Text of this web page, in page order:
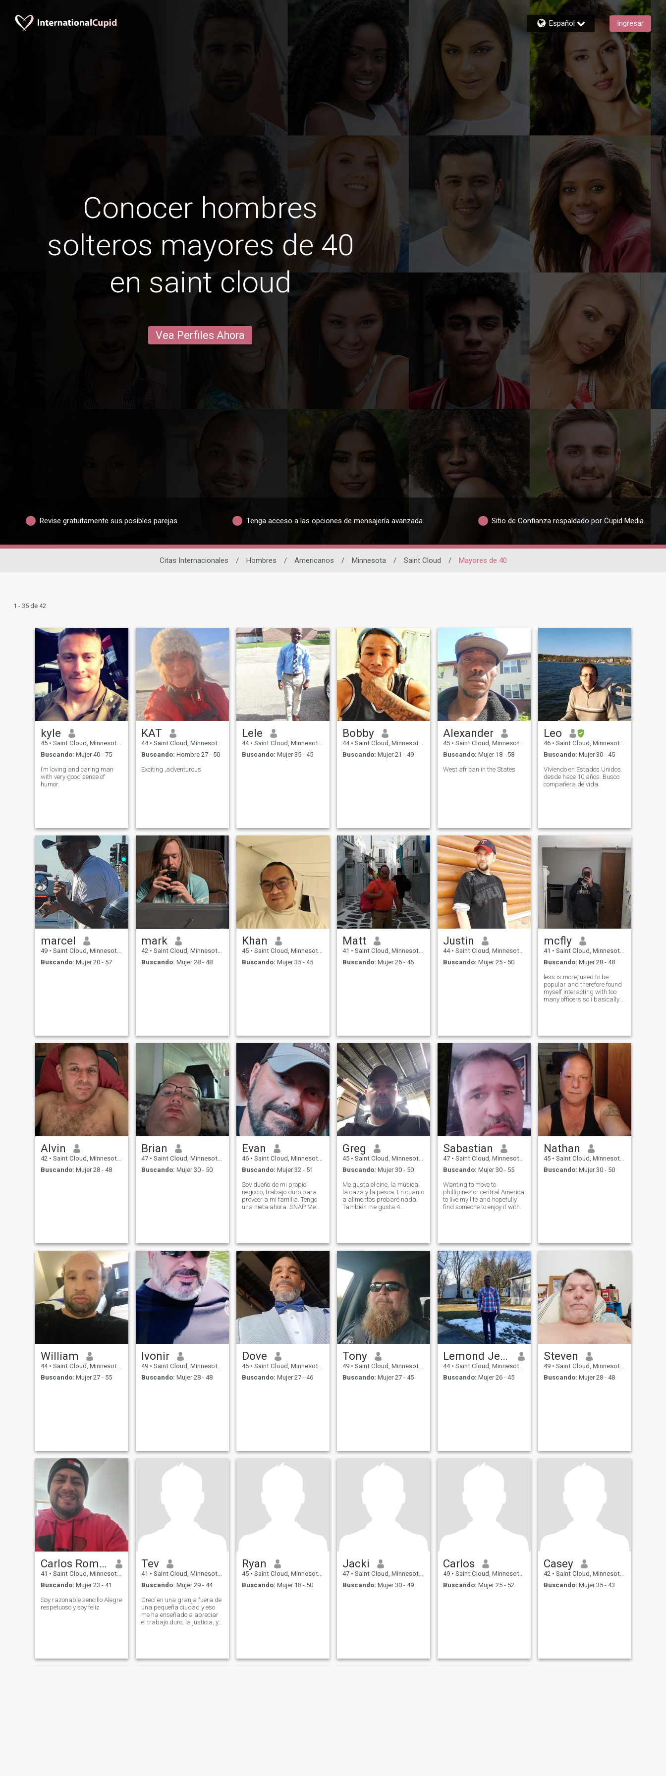
Español Ingresar
Conocer hombres
solteros mayores de 40
en saint cloud
Vea Perfiles Ahora
Revise gratuitamente sus posibles parejas Tenga acceso a las opciones de mensajería avanzada Sitio de Confianza respaldado por Cupid Media
Citas Internacionales / Hombres / Americanos / Minnesota / Saint Cloud / Mayores de 40
1 - 35 de 42
kyle
45 • Saint Cloud, Minnesota, Estados Unidos
Buscando: Mujer 40 - 75
I’m loving and caring man
with very good sense of
humor.
KAT
44 • Saint Cloud, Minnesota, Estados Unidos
Buscando: Hombre 27 - 50
Exciting ,adventurous
Lele
44 • Saint Cloud, Minnesota, Estados Unidos
Buscando: Mujer 35 - 45
Bobby
44 • Saint Cloud, Minnesota, Estados Unidos
Buscando: Mujer 21 - 49
Alexander
45 • Saint Cloud, Minnesota, Estados Unidos
Buscando: Mujer 18 - 58
West african in the States
Leo
46 • Saint Cloud, Minnesota, Estados Unidos
Buscando: Mujer 30 - 45
Viviendo en Estados Unidos
desde hace 10 años. Busco
compañera de vida.
marcel
49 • Saint Cloud, Minnesota, Estados Unidos
Buscando: Mujer 20 - 57
mark
42 • Saint Cloud, Minnesota, Estados Unidos
Buscando: Mujer 28 - 48
Khan
45 • Saint Cloud, Minnesota, Estados Unidos
Buscando: Mujer 35 - 45
Matt
41 • Saint Cloud, Minnesota, Estados Unidos
Buscando: Mujer 26 - 46
Justin
44 • Saint Cloud, Minnesota, Estados Unidos
Buscando: Mujer 25 - 50
mcfly
41 • Saint Cloud, Minnesota, Estados Unidos
Buscando: Mujer 28 - 48
less is more, used to be
popular and therefore found
myself interacting with too
many officers so i basically
Alvin
42 • Saint Cloud, Minnesota, Estados Unidos
Buscando: Mujer 28 - 48
Brian
47 • Saint Cloud, Minnesota, Estados Unidos
Buscando: Mujer 30 - 50
Evan
46 • Saint Cloud, Minnesota, Estados Unidos
Buscando: Mujer 32 - 51
Soy dueño de mi propio
negocio, trabajo duro para
proveer a mi familia. Tengo
una nieta ahora. SNAP Me
Greg
45 • Saint Cloud, Minnesota, Estados Unidos
Buscando: Mujer 30 - 50
Me gusta el cine, la música,
la caza y la pesca. En cuanto
a alimentos probaré nada!
También me gusta 4
Sabastian
47 • Saint Cloud, Minnesota, Estados Unidos
Buscando: Mujer 30 - 55
Wanting to move to
phillipines or central America
to live my life and hopefully
find someone to enjoy it with.
Nathan
45 • Saint Cloud, Minnesota, Estados Unidos
Buscando: Mujer 30 - 50
William
44 • Saint Cloud, Minnesota, Estados Unidos
Buscando: Mujer 27 - 55
Ivonir
49 • Saint Cloud, Minnesota, Estados Unidos
Buscando: Mujer 28 - 48
Dove
45 • Saint Cloud, Minnesota, Estados Unidos
Buscando: Mujer 27 - 46
Tony
49 • Saint Cloud, Minnesota, Estados Unidos
Buscando: Mujer 27 - 45
Lemond Jean Louis
44 • Saint Cloud, Minnesota, Estados Unidos
Buscando: Mujer 26 - 45
Steven
49 • Saint Cloud, Minnesota, Estados Unidos
Buscando: Mujer 28 - 48
Carlos Romero
41 • Saint Cloud, Minnesota, Estados Unidos
Buscando: Mujer 23 - 41
Soy razonable sencillo Alegre
respetuoso y soy feliz
Tev
41 • Saint Cloud, Minnesota, Estados Unidos
Buscando: Mujer 29 - 44
Crecí en una granja fuera de
una pequeña ciudad y eso
me ha enseñado a apreciar
el trabajo duro, la justicia, y
puedo pasar con mis
Ryan
45 • Saint Cloud, Minnesota, Estados Unidos
Buscando: Mujer 18 - 50
Jacki
47 • Saint Cloud, Minnesota, Estados Unidos
Buscando: Mujer 30 - 49
Carlos
49 • Saint Cloud, Minnesota, Estados Unidos
Buscando: Mujer 25 - 52
Casey
42 • Saint Cloud, Minnesota, Estados Unidos
Buscando: Mujer 35 - 43